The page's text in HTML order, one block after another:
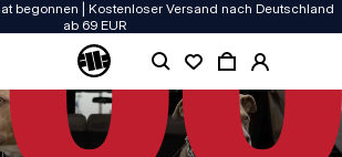
begonnen | Kostenloser Versand nach Deutschland
ab 69 EUR
BEI UNS PRIORITÄT
mit Leidenschaft produziert. Bei Haltbarkeit, Langlebigkeit
Details machen wir keine Kompromisse.